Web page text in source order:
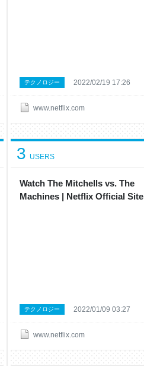
www.netflix.com
テクノロジー 2022/02/19 17:26
Watch The Mitchells vs. The
Machines | Netflix Official Site
3 USERS
www.netflix.com
テクノロジー 2022/01/09 03:27